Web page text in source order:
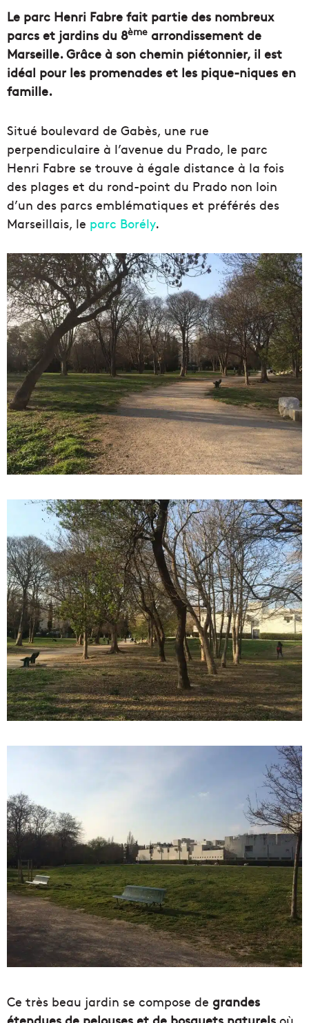
Le parc Henri Fabre fait partie des nombreux
parcs et jardins du 8ème arrondissement de
Marseille. Grâce à son chemin piétonnier, il est
idéal pour les promenades et les pique-niques en
famille.
Situé boulevard de Gabès, une rue
perpendiculaire à l’avenue du Prado, le parc
Henri Fabre se trouve à égale distance à la fois
des plages et du rond-point du Prado non loin
d’un des parcs emblématiques et préférés des
Marseillais, le parc Borély.
Ce très beau jardin se compose de grandes